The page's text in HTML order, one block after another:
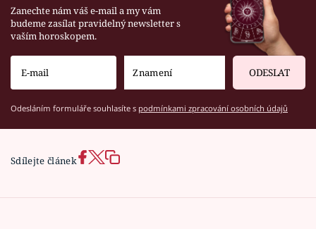
Zanechte nám váš e-mail a my vám
budeme zasílat pravidelný newsletter s
vaším horoskopem.
ODESLAT
Odesláním formuláře souhlasíte s podmínkami zpracování osobních údajů
Sdílejte článek